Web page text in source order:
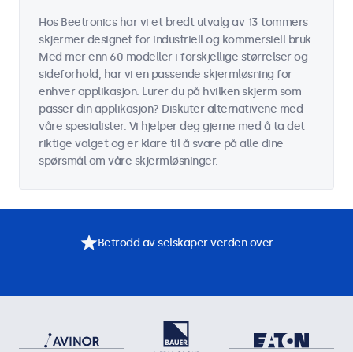
Hos Beetronics har vi et bredt utvalg av 13 tommers
skjermer designet for industriell og kommersiell bruk.
Med mer enn 60 modeller i forskjellige størrelser og
sideforhold, har vi en passende skjermløsning for
enhver applikasjon. Lurer du på hvilken skjerm som
passer din applikasjon? Diskuter alternativene med
våre spesialister. Vi hjelper deg gjerne med å ta det
riktige valget og er klare til å svare på alle dine
spørsmål om våre skjermløsninger.
Betrodd av selskaper verden over